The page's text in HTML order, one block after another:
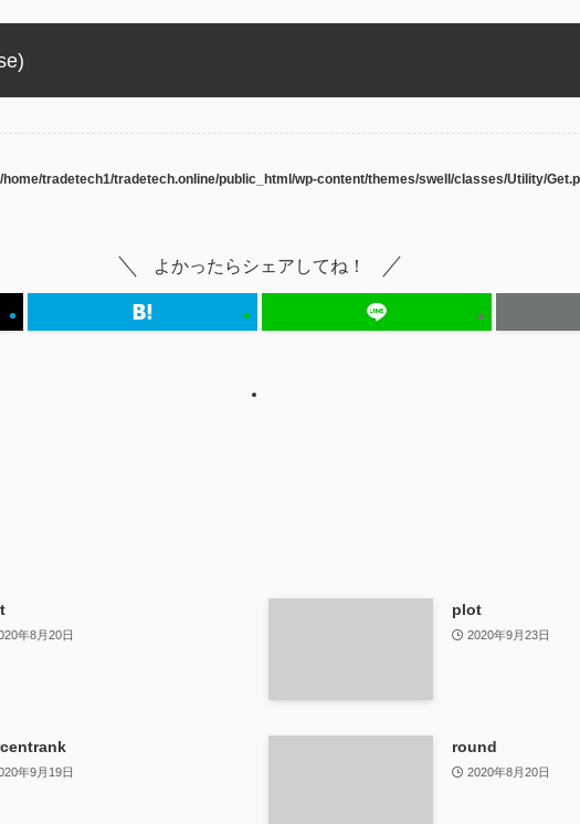
/home/tradetech1/tradetech.online/public_html/wp-content/themes/swell/classes/Utility/
よかったらシェアしてね！
年8月20日
plot
2020年9月23日
年9月19日
round
2020年8月20日